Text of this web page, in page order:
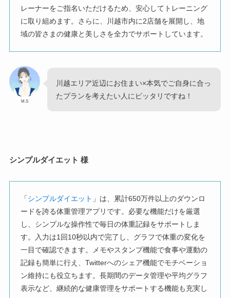
レーナーをご指名いただけるため、安心してトレーニング
に取り組めます。さらに、川越市内に2店舗を展開し、地
域の皆さまの健康と美しさを全力でサポートしています。
M.S
川越エリア近辺にお住まい×本気でご自身に合っ
たプランを考えたい人にピッタリですね！
シンプルダイエット 様
「シンプルダイエット 」は、累計650万件以上のダウンロ
ードを誇る体重管理アプリです。必要な機能だけを厳選
し、シンプルな操作性で毎日の体重記録をサポートしま
す。入力は1回10秒以内で完了し、グラフで体重の変化を
一目で確認できます。メモやスタンプ機能で食事や運動の
記録も簡単に行え、Twitterへのシェア機能でモチベーショ
ン維持にも役立ちます。長期間のデータ管理や平均グラフ
表示など、継続的な健康管理をサポートする機能も充実し